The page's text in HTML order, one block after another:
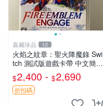
嘉藏珍品 12
火焰之紋章：聖火降魔錄 Swi
tch 測試版遊戲卡帶 中文簡體
繁體現貨 火焰之紋章 engage
國行外版中文 Switch 測試版
卡帶 現貨 火焰
$2,400 - $2,690
折扣碼